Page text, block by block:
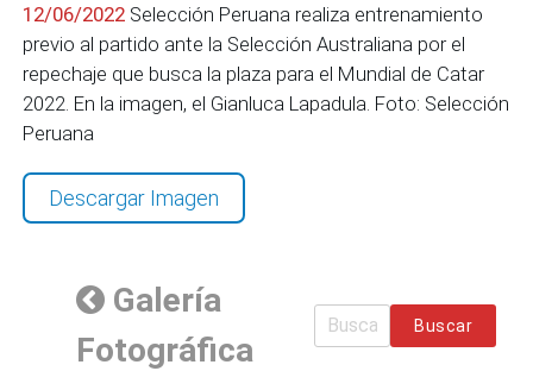
12/06/2022 Selección Peruana realiza entrenamiento
previo al partido ante la Selección Australiana por el
repechaje que busca la plaza para el Mundial de Catar
2022. En la imagen, el Gianluca Lapadula. Foto: Selección
Peruana
Descargar Imagen
Galería
Fotográfica
Buscar